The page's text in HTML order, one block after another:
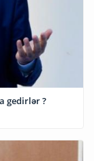
gedirlər ?